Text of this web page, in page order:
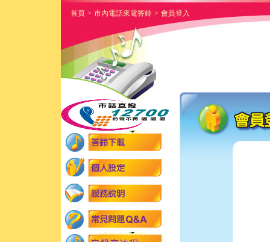
首頁 > 市內電話來電答鈴 > 會員登入